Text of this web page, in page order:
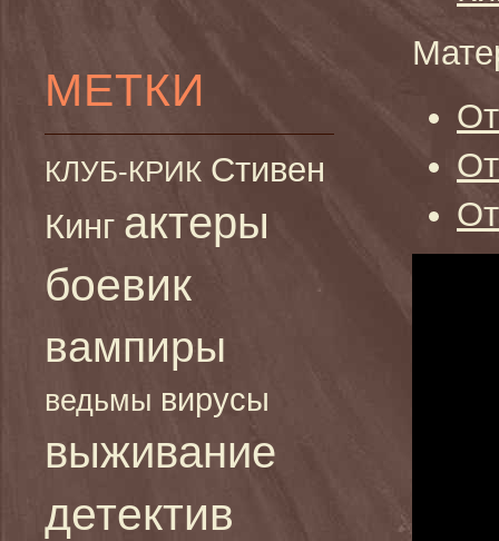
МЕТКИ
КЛУБ-КРИК Стивен
Кинг актеры
боевик
вампиры
ведьмы вирусы
выживание
детектив